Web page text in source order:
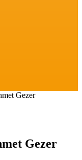
Gezer
Gezer